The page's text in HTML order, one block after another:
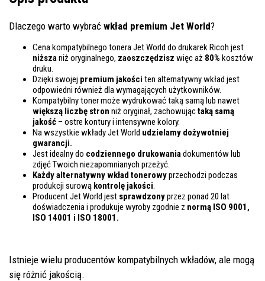
Dlaczego warto wybrać wkład premium Jet World?
Cena kompatybilnego tonera Jet World do drukarek Ricoh jest
niższaniż oryginalnego, zaoszczędzisz więc aż 80% kosztów
druku.
Dzięki swojej premium jakości ten alternatywny wkład jest
odpowiedni również dla wymagających użytkowników.
Kompatybilny toner może wydrukować taką samą lub nawet
większą liczbę stron niż oryginał, zachowująctaką samą
jakość – ostre kontury i intensywne kolory.
Na wszystkie wkłady Jet World udzielamy dożywotniej
gwarancji.
Jest idealny do codziennego drukowaniadokumentów lub
zdjęć Twoich niezapomnianych przeżyć.
Każdy alternatywny wkład tonerowyprzechodzi podczas
produkcji surową kontrolę jakości.
Producent Jet World jest sprawdzonyprzez ponad 20 lat
doświadczenia i produkuje wyroby zgodnie z normą ISO 9001,
ISO 14001 i ISO 18001.
Istnieje wielu producentów kompatybilnych wkładów, ale mogą
się różnić jakością.